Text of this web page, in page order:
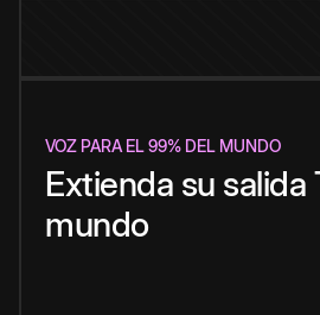
VOZ PARA EL 99% DEL MUNDO
Extienda su salida
mundo